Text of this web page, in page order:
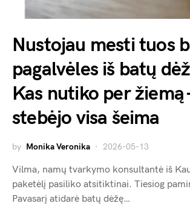
Nustojau mesti tuos
pagalvėles iš batų
Kas nutiko per
stebėjo visa šeima
by Monika Veronika 2026-05-13
Vilma, namų tvarkymo konsultantė iš
paketėlį pasiliko atsitiktinai. Tiesiog
Pavasarį atidarė batų dėžę…